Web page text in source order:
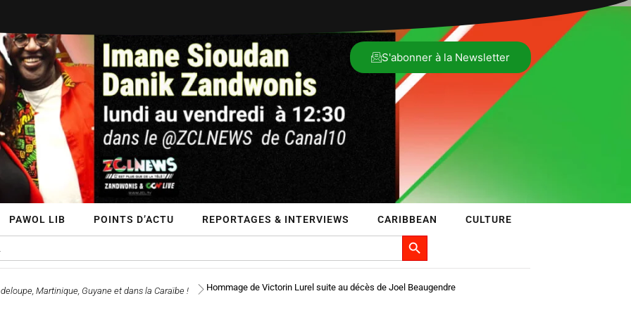
S'abonner à la Newsletter
PAWOL LIB POINTS D’ACTU REPORTAGES & INTERVIEWS CARIBBEAN CULTURE
Search Button
Martinique, Guyane et dans la Caraïbe ! Hommage de Victorin Lurel suite au décès de Joel Beaugendre